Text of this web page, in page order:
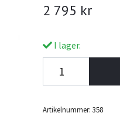
2 795 kr
I lager.
Artikelnummer: 358